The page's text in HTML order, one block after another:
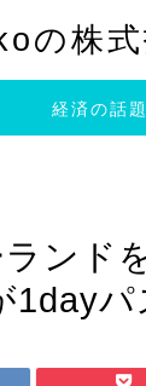
の株
経済の話題
ンド
パ